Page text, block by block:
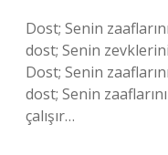
Dost; Senin
dost; Senin
Dost; Senin
dost; Senin
çalışır…